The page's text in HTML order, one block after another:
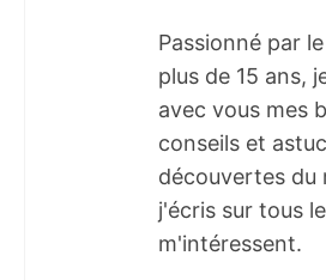
Passionné par
plus de 15 ans,
avec vous mes
conseils et
découvertes du
j'écris sur tous
m'intéressent.